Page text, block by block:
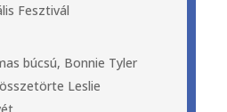
Fesztivál
búcsú, Bonnie Tyler
Leslie